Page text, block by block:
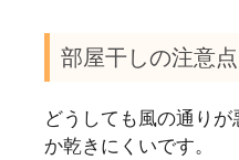
部屋干しの注意点
どうしても風の通り
か乾きにくいです。